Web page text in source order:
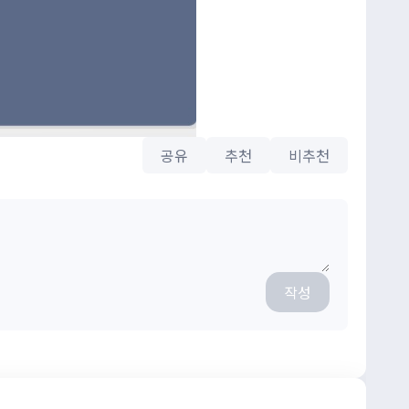
공유 추천 비추천
작성